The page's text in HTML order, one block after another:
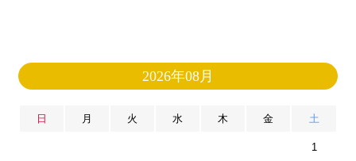
2026年08月
日 月 火 水 木 金 土
1